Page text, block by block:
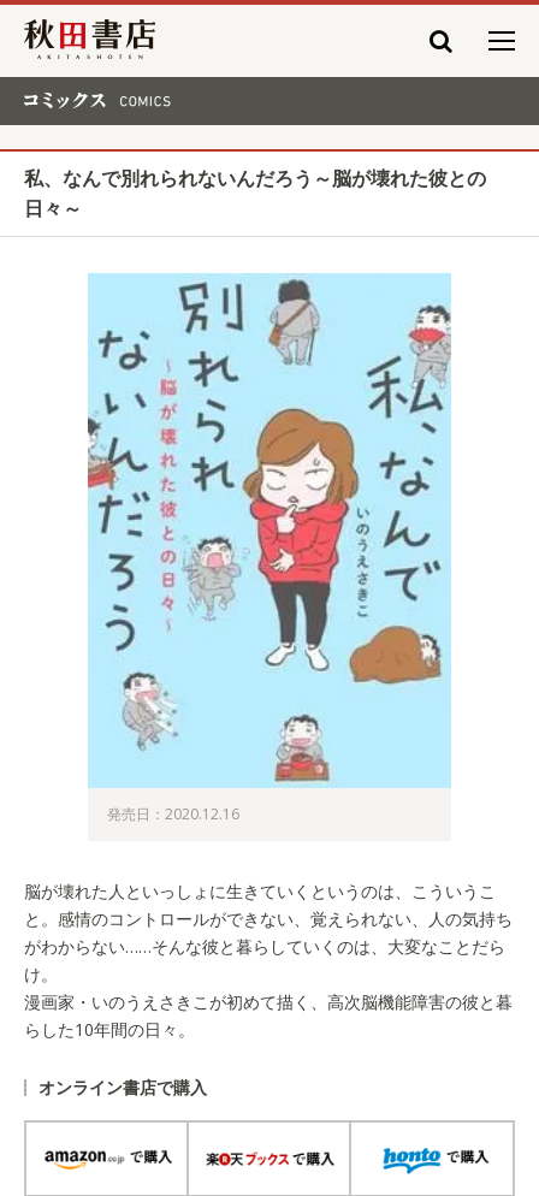
秋田書店
私、なんで別れられないんだろう～脳が壊れた彼との
日々～
発売日：2020.12.16
脳が壊れた人といっしょに生きていくというのは、こういうこ
と。感情のコントロールができない、覚えられない、人の気持ち
がわからない……そんな彼と暮らしていくのは、大変なことだら
け。
漫画家・いのうえさきこが初めて描く、高次脳機能障害の彼と暮
らした10年間の日々。
オンライン書店で購入